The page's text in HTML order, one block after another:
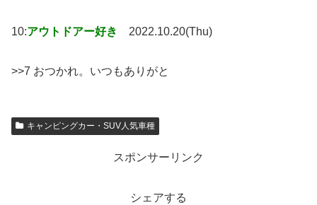
10:アウトドアー好き 2022.10.20(Thu)
>>7 おつかれ。いつもありがと
キャンピングカー・SUV人気車種
スポンサーリンク
シェアする